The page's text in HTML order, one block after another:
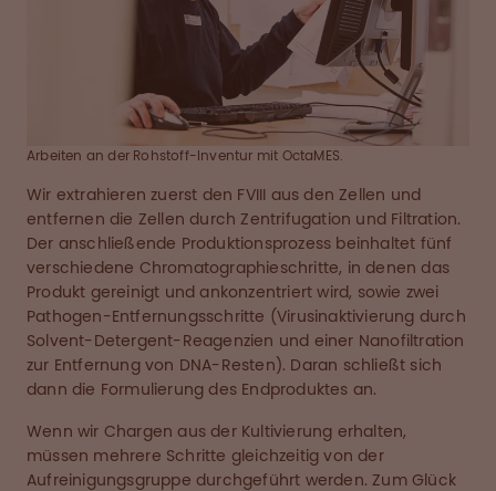
Arbeiten an der Rohstoff-Inventur mit OctaMES.
Wir extrahieren zuerst den FVIII aus den Zellen und
entfernen die Zellen durch Zentrifugation und Filtration.
Der anschließende Produktionsprozess beinhaltet fünf
verschiedene Chromatographieschritte, in denen das
Produkt gereinigt und ankonzentriert wird, sowie zwei
Pathogen-Entfernungsschritte (Virusinaktivierung durch
Solvent-Detergent-Reagenzien und einer Nanofiltration
zur Entfernung von DNA-Resten). Daran schließt sich
dann die Formulierung des Endproduktes an.
Wenn wir Chargen aus der Kultivierung erhalten,
müssen mehrere Schritte gleichzeitig von der
Aufreinigungsgruppe durchgeführt werden. Zum Glück